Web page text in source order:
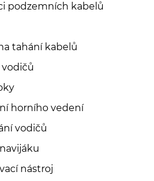
podzemních kabelů
tahání kabelů
vodičů
horního vedení
vodičů
nástroj